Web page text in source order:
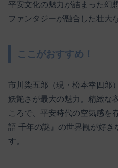
平安文化の魅力が詰まった幻
ファンタジーが融合した壮大
ここがおすすめ！
市川染五郎（現・松本幸四郎
妖艶さが最大の魅力。精緻な
ころで、平安時代の空気感を
語 千年の謎』の世界観が好
す。